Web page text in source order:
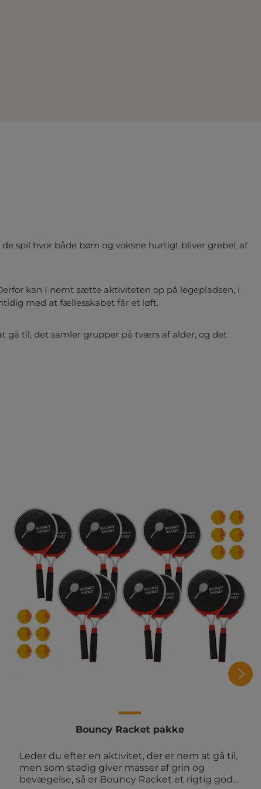
spil hvor både børn og voksne hurtigt bliver grebet af
kan I nemt sætte aktiviteten op på legepladsen, i
med at fællesskabet får et løft.
gå til, det samler grupper på tværs af alder, og det
Bouncy Racket pakke
Leder du efter en aktivitet, der er nem at gå til,
men som stadig giver masser af grin og
bevægelse, så er Bouncy Racket et rigtig godt